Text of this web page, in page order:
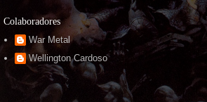
Colaboradores
War Metal
Wellington Cardoso